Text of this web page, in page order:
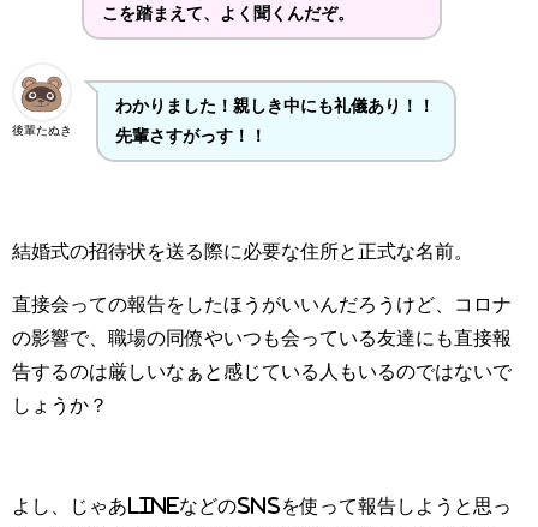
こを踏まえて、よく聞くんだぞ。
後輩たぬき
わかりました！親しき中にも礼儀あり！！
先輩さすがっす！！
結婚式の招待状を送る際に必要な住所と正式な名前。
直接会っての報告をしたほうがいいんだろうけど、コロナ
の影響で、職場の同僚やいつも会っている友達にも直接報
告するのは厳しいなぁと感じている人もいるのではないで
しょうか？
よし、じゃあLINEなどのSNSを使って報告しようと思っ